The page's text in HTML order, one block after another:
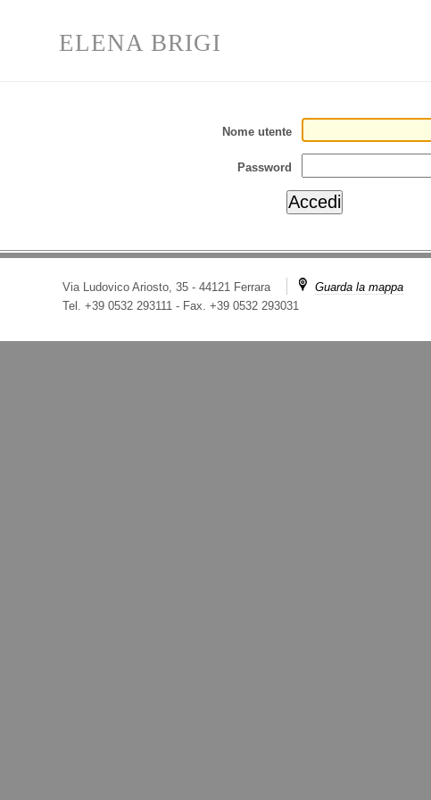
ELENA BRIGI
Nome utente
Password
Via Ludovico Ariosto, 35 - 44121 Ferrara
Guarda la mappa
Tel. +39 0532 293111- Fax. +39 0532 293031